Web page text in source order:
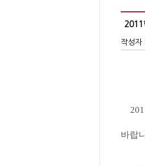
2011
작성자 :
바랍